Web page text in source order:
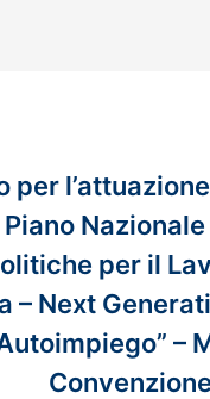
per
per il
– Next